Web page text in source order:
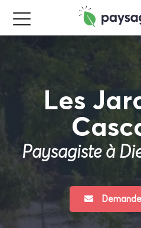
Les
Paysagiste à